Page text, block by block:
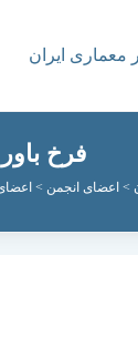
فرخ باور
انجمن>اعضای انجمن